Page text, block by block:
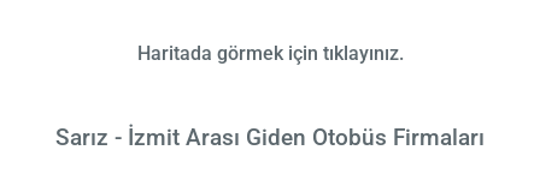
Haritada görmek için tıklayınız.
Sarız - İzmit Arası Giden Otobüs Firmaları